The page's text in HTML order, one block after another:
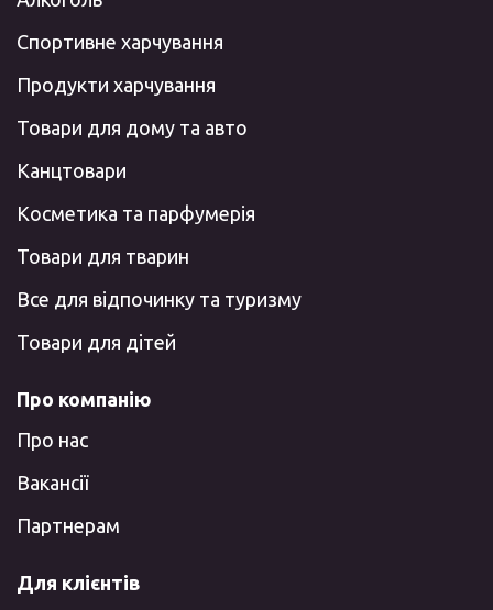
Спортивне харчування
Продукти харчування
Товари для дому та авто
Канцтовари
Косметика та парфумерія
Товари для тварин
Все для відпочинку та туризму
Товари для дітей
Про компанію
Про нас
Вакансії
Партнерам
Для клієнтів